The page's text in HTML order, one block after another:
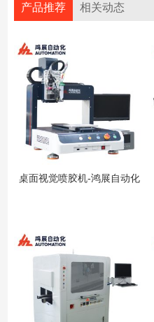
产品推荐 相关动态
桌面视觉喷胶机-鸿展自动化